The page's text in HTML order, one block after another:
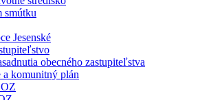
smútku
Jesenské
obecného zastupiteľstva
a komunitný plán